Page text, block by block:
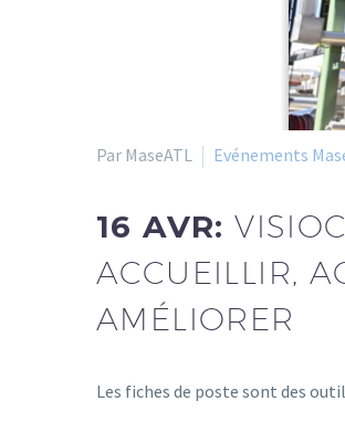
Par MaseATL Evénements
16 AVR:
ACCUEILLIR,
AMÉLIORER
Les fiches de poste sont des